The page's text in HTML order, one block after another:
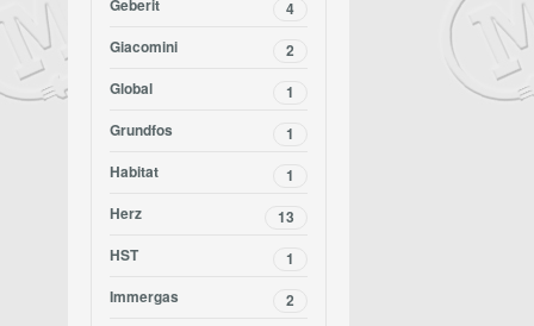
Geberit
4
Giacomini
2
Global
1
Grundfos
1
Habitat
1
Herz
13
HST
1
Immergas
2